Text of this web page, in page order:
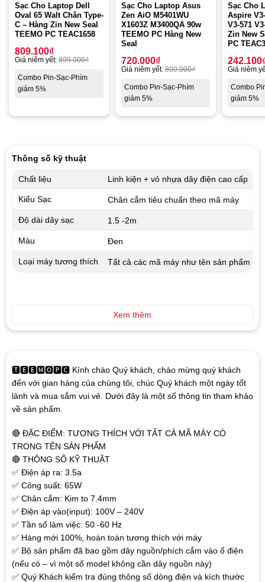
Sạc Cho Laptop Dell
Oval 65 Walt Chân Type-
C – Hàng Zin New Seal
TEEMO PC TEAC1658
809.100₫
Giá niêm yết: 899.000₫
Combo Pin-Sạc-Phím
giảm 5%
Sạc Cho Laptop Asus
Zen AiO M5401WU
X1603Z M3400QA 90w
TEEMO PC Hàng New
Seal
720.000₫
Giá niêm yết: 800.000₫
Combo Pin-Sạc-Phím
giảm 5%
Sạc Cho
Aspire
V3-571
Zin New
PC
242.100
Giá niêm
Combo
giảm 5%
🆃🅴🅴🅼🅾🅿🅲 Kính chào Quý khách, chào mừng quý khách
đến với gian hàng của chúng tôi, chúc Quý khách một ngày tốt
lành và mua sắm vui vẻ. Dưới đây là một số thông tin tham khảo
về sản phẩm.
🔴 ĐẶC ĐIỂM: TƯƠNG THÍCH VỚI TẤT CẢ MÃ MÁY CÓ
TRONG TÊN SẢN PHẨM
🔴 THÔNG SỐ KỸ THUẬT
✅ Điện áp ra: 3.5a
✅ Công suất: 65W
✅ Chân cắm: Kim to 7.4mm
✅ Điện áp vào(input): 100V – 240V
✅ Tần số làm việc: 50 -60 Hz
✅ Hàng mới 100%, hoàn toàn tương thích với máy
✅ Bộ sản phẩm đã bao gồm dây nguồn/phích cắm vào ổ điện
(nếu có – vì một số model không cần dây nguồn này)
✅ Quý Khách kiểm tra đúng thông số dòng điện và kích thước
Thông số kỹ thuật
Chất liệu Linh kiện + vỏ nhựa dây điện cao cấp
Kiểu Sạc Chân cắm tiêu chuẩn theo mã máy
Độ dài dây sạc 1.5 -2m
Màu Đen
Loại máy tương thích Tất cả các mã máy như tên sản phẩm
Xem thêm